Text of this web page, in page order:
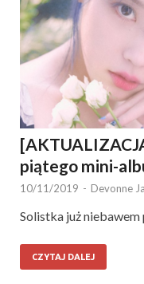
piątego mini-
10/11/2019 - Devonne
Solistka już niebawem
CZYTAJ DALEJ